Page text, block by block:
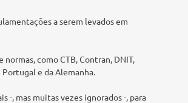
a serem levados em
como CTB, Contran, DNIT,
e da Alemanha.
-, mas muitas vezes ignorados -, para